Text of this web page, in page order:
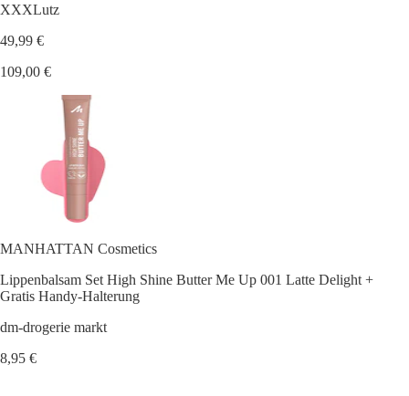
XXXLutz
49,99 €
109,00 €
MANHATTAN Cosmetics
Lippenbalsam Set High Shine Butter Me Up 001 Latte Delight +
Gratis Handy-Halterung
dm-drogerie markt
8,95 €